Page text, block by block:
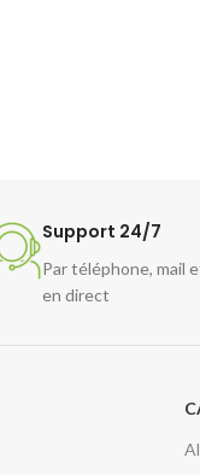
Support 24/7
Par téléphone, mail
en direct